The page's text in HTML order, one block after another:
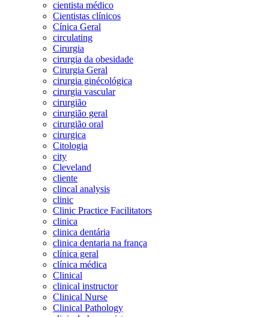
cientista médico
Cientistas clínicos
Cínica Geral
circulating
Cirurgia
cirurgia da obesidade
Cirurgia Geral
cirurgia ginécológica
cirurgia vascular
cirurgião
cirurgião geral
cirurgião oral
cirurgica
Citologia
city
Cleveland
cliente
clincal analysis
clinic
Clinic Practice Facilitators
clinica
clinica dentária
clinica dentaria na frança
clínica geral
clínica médica
Clinical
clinical instructor
Clinical Nurse
Clinical Pathology